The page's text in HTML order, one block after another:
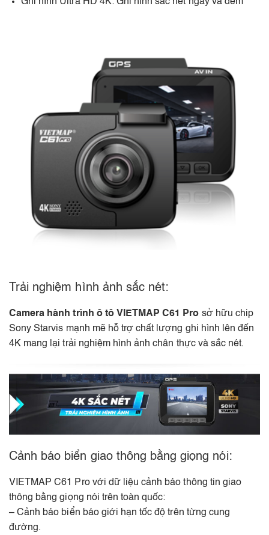
Trải nghiệm hình ảnh sắc nét:
Camera hành trình ô tô VIETMAP C61 Pro sở hữu chip
Sony Starvis mạnh mẽ hỗ trợ chất lượng ghi hình lên đến
4K mang lại trải nghiệm hình ảnh chân thực và sắc nét.
Cảnh báo biển giao thông bằng giọng nói:
VIETMAP C61 Pro với dữ liệu cảnh báo thông tin giao
thông bằng giọng nói trên toàn quốc:
– Cảnh báo biển báo giới hạn tốc độ trên từng cung
đường.